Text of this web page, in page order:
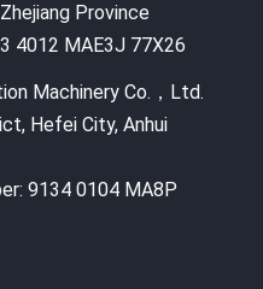
Province
4012 MAE3J 77X26
Machinery Co.，Ltd.
Hefei City, Anhui
9134 0104 MA8P